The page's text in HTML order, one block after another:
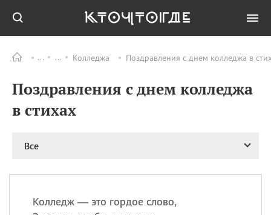
Колледжа Поздравления с днем колледжа в
Поздравления с днем колледжа
в стихах
Все
Колледж — это гордое слово,
ПРАЗДНИКИ Все
08.08 День «Счастье
случается» (Happiness
великомученика
покровителя всех